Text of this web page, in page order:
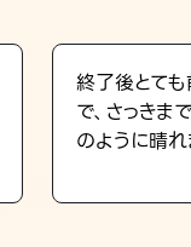
終了後とて
で、さっき
のように晴れ